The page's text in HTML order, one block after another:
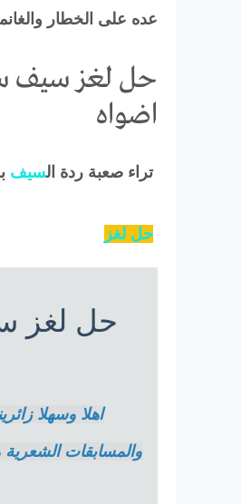
عده على الخطار
حل لغز سيف
اضواه
تراء صعبة ردة السيف
حل لغز
حل لغز
اهلا وسهلا
والمسابقات